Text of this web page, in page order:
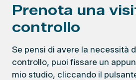
Prenota una
controllo
Se pensi di avere la necessità
controllo, puoi fissare un
mio studio, cliccando il